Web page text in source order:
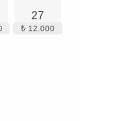
27